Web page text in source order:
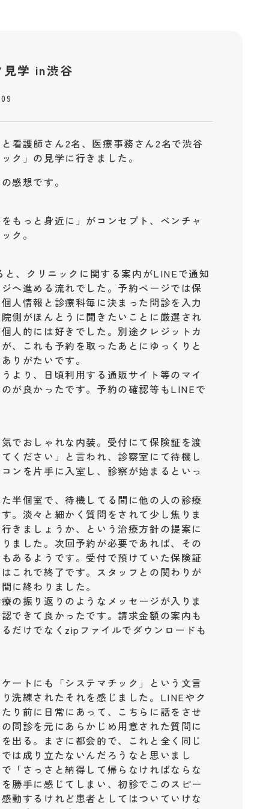
見学 in渋谷
看護師さん2名、医療事務さん2名で渋谷
ク」の見学に行きました。
感想です。
もっと身近に」がコンセプト、ベンチャ
ク。
、クリニックに関する案内がLINEで通知
へ進める流れでした。予約ページでは保
人情報と診療科毎に決まった問診を入力
側がほんとうに聞きたいことに厳選され
人的には好きでした。別途クレジットカ
、これも予約を取ったあとにゆっくりと
りがたいです。
より、日頃利用する通販サイト等のマイ
が良かったです。予約の確認等もLINEで
でおしゃれな内装。受付にて保険証を渡
ください」と言われ、診察室にて待機し
ンを片手に入室し、診察が始まるといっ
半個室で、待機してる間に他の人の診療
。淡々と細かく質問をされて少し焦りま
きましょうか、という治療方針の提案に
ました。次回予約が必要であれば、その
あるようです。受付で預けていた保険証
これで終了です。スタッフとの関わりが
に終わりました。
の振り返りのようなメッセージが入りま
できて良かったです。請求金額の案内も
だけでなくzipファイルでダウンロードも
ートにも「システマチック」という文言
洗練されたそれを感じました。LINEやク
り前に日常にあって、こちらに話をさせ
問診を元にあらかじめ用意された質問に
出る。まさに都会的で、これと全く同じ
は成り立たないんだろうなと思いまし
「さっさと納得して帰らなければならな
勝手に感じてしまい、初診でこのスピー
動するけれど患者としてはついていけな